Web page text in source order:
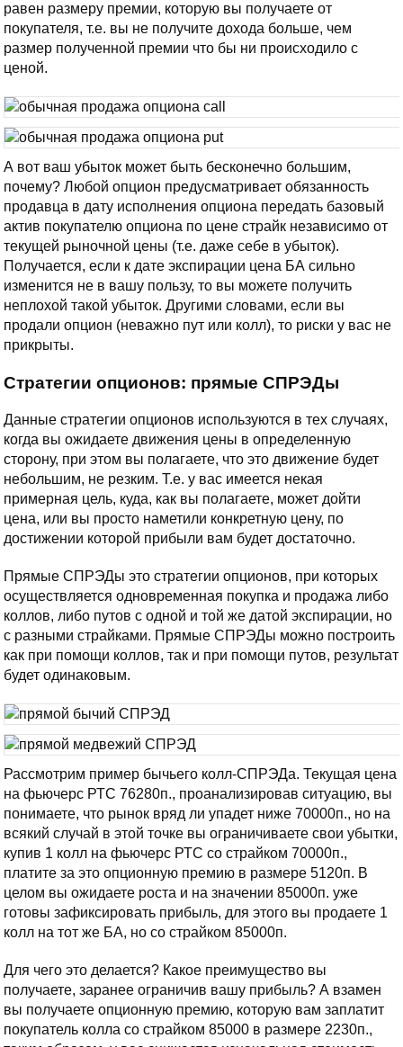
равен размеру премии, которую вы получаете от
покупателя, т.е. вы не получите дохода больше, чем
размер полученной премии что бы ни происходило с
ценой.
А вот ваш убыток может быть бесконечно большим,
почему? Любой опцион предусматривает обязанность
продавца в дату исполнения опциона передать базовый
актив покупателю опциона по цене страйк независимо от
текущей рыночной цены (т.е. даже себе в убыток).
Получается, если к дате экспирации цена БА сильно
изменится не в вашу пользу, то вы можете получить
неплохой такой убыток. Другими словами, если вы
продали опцион (неважно пут или колл), то риски у вас не
прикрыты.
Стратегии опционов: прямые СПРЭДы
Данные стратегии опционов используются в тех случаях,
когда вы ожидаете движения цены в определенную
сторону, при этом вы полагаете, что это движение будет
небольшим, не резким. Т.е. у вас имеется некая
примерная цель, куда, как вы полагаете, может дойти
цена, или вы просто наметили конкретную цену, по
достижении которой прибыли вам будет достаточно.
Прямые СПРЭДы это стратегии опционов, при которых
осуществляется одновременная покупка и продажа либо
коллов, либо путов с одной и той же датой экспирации, но
с разными страйками. Прямые СПРЭДы можно построить
как при помощи коллов, так и при помощи путов, результат
будет одинаковым.
Рассмотрим пример бычьего колл-СПРЭДа. Текущая цена
на фьючерс РТС 76280п., проанализировав ситуацию, вы
понимаете, что рынок вряд ли упадет ниже 70000п., но на
всякий случай в этой точке вы ограничиваете свои убытки,
купив 1 колл на фьючерс РТС со страйком 70000п.,
платите за это опционную премию в размере 5120п. В
целом вы ожидаете роста и на значении 85000п. уже
готовы зафиксировать прибыль, для этого вы продаете 1
колл на тот же БА, но со страйком 85000п.
Для чего это делается? Какое преимущество вы
получаете, заранее ограничив вашу прибыль? А взамен
вы получаете опционную премию, которую вам заплатит
покупатель колла со страйком 85000 в размере 2230п.,